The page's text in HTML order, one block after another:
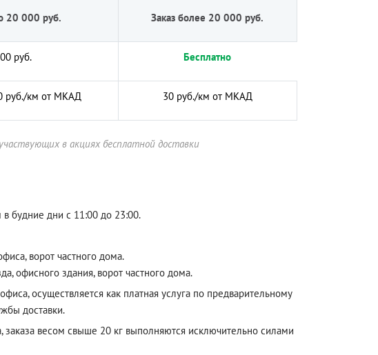
20 000 руб. Заказ более 20 000 руб.
руб. Бесплатно
руб./км от МКАД 30 руб./км от МКАД
участвующихв акциях бесплатной доставки
в будние дни с 11:00 до 23:00.
ворот частного дома.
офисного здания, ворот частного дома.
осуществляется как платная услуга по предварительному
доставки.
заказа весом свыше 20 кг выполняются исключительно силами